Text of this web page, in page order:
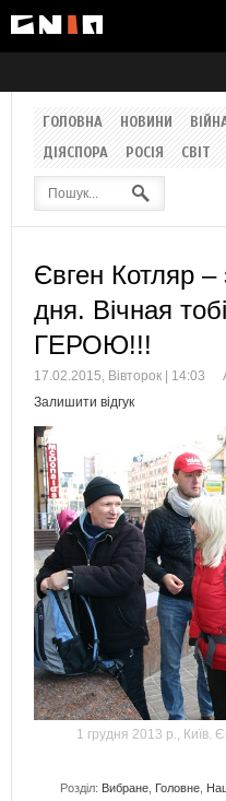
ГОЛОВНА НОВИНИ
ДІЯСПОРА
РОСІЯ СВІТ
Євген Котляр –
дня. Вічная
ГЕРОЮ!!!
17.02.2015, Вівторок | 14:03
Залишити відгук
1 грудня 2013 р., Київ.
Розділ: Вибране Головне